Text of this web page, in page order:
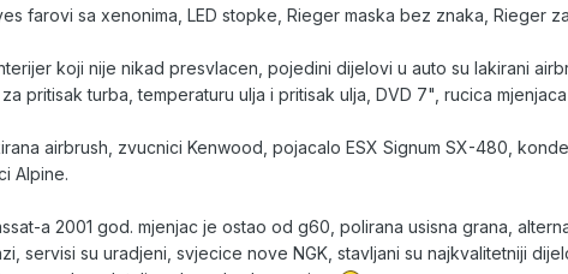
farovi sa xenonima, LED stopke, Rieger maska bez znaka, Rieger
koji nije nikad presvlacen, pojedini dijelovi u auto su lakirani
pritisak turba, temperaturu ulja i pritisak ulja, DVD 7", rucica
airbrush, zvucnici Kenwood, pojacalo ESX Signum SX-480,
Alpine.
a 2001 god. mjenjac je ostao od g60, polirana usisna grana,
servisi su uradjeni, svjecice nove NGK, stavljani su najkvalitetniji